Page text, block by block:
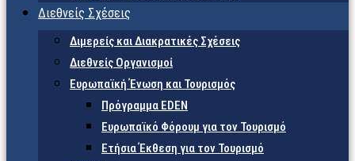
Διεθνείς Σχέσεις
Διμερείς και Διακρατικές Σχέσεις
Διεθνείς Οργανισμοί
Ευρωπαϊκή Ένωση και Τουρισμός
Πρόγραμμα EDEN
Ευρωπαϊκό Φόρουμ για τον Τουρισμό
Ετήσια Έκθεση για τον Τουρισμό